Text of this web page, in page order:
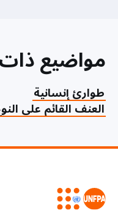
مواضيع
طوارئ إنسانية
العنف القائم على